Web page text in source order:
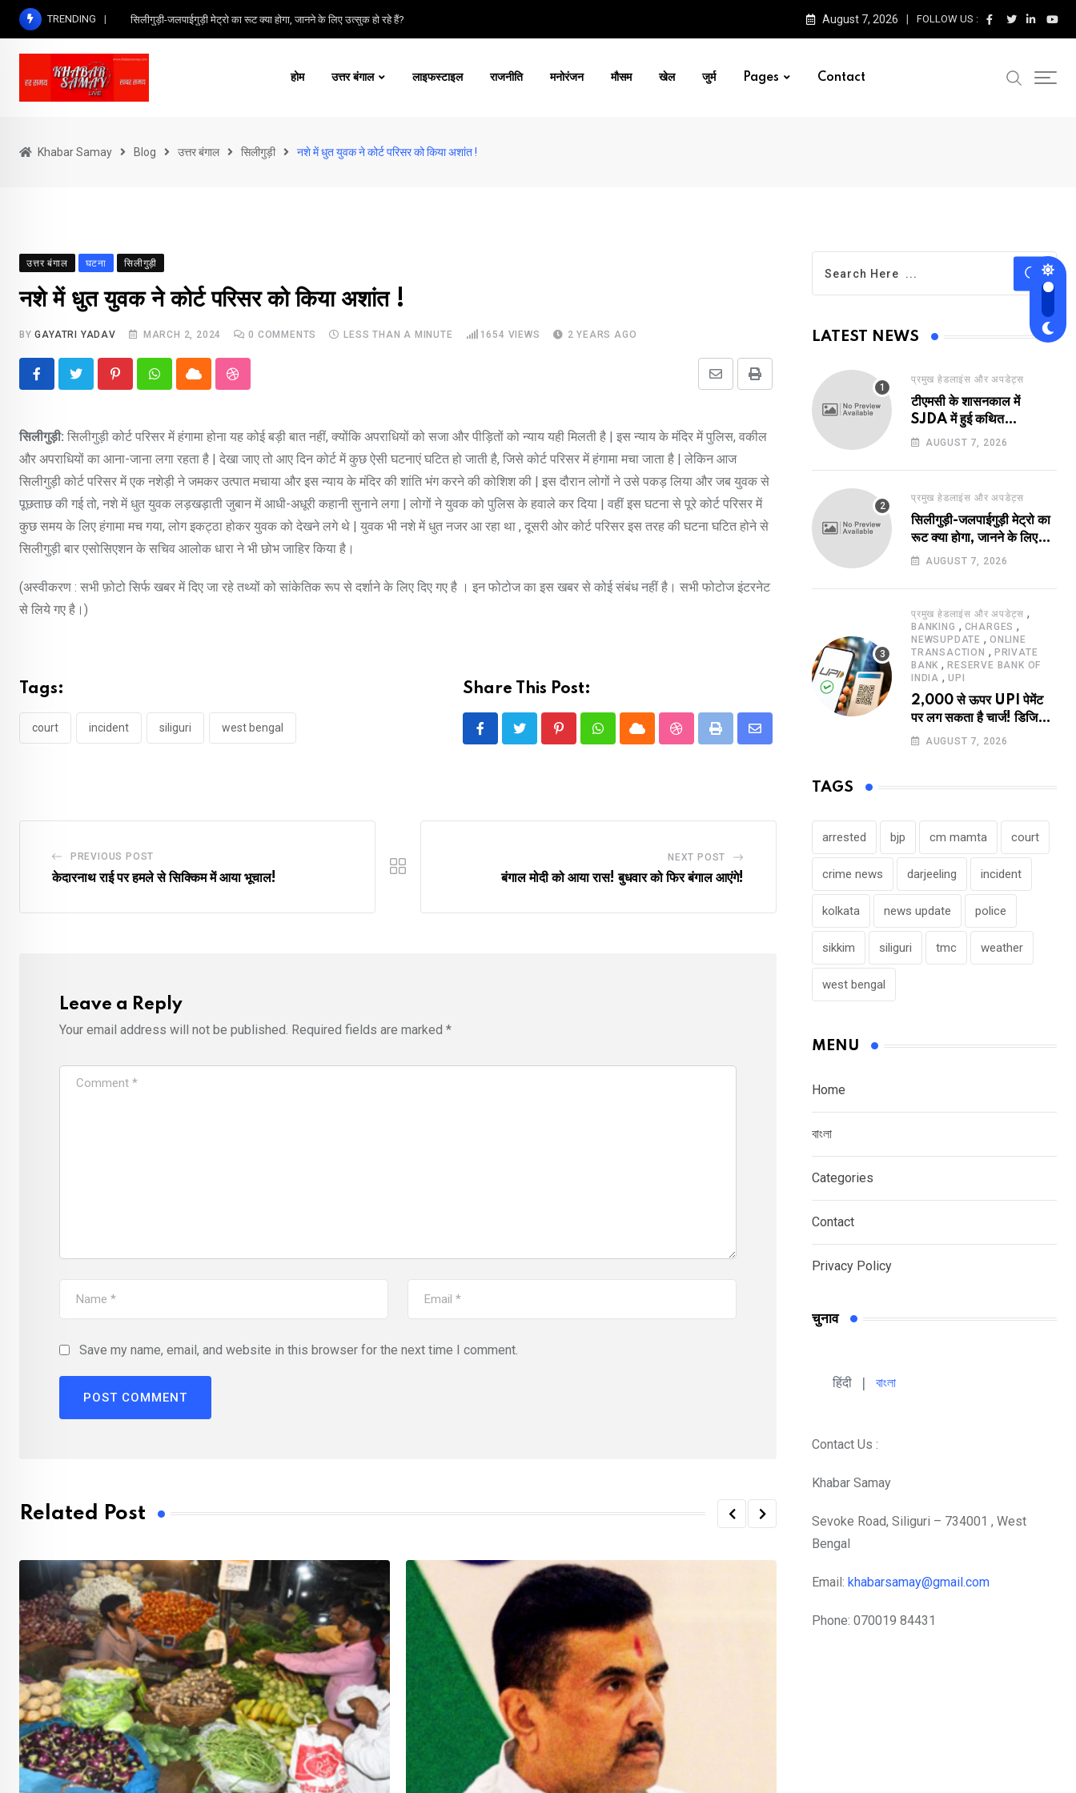
Skip
content
TRENDING सिलीगुड़ी-जलपाईगुड़ी मेट्रो का रूट क्या होगा, जानने के लिए उत्सुक हो रहे हैं? August 7, 2026 FOLLOW US :
होम उत्तर बंगाल लाइफस्टाइल राजनीति मनोरंजन मौसम खेल जुर्म Pages Contact
Khabar Samay Blog उत्तर बंगाल सिलीगुड़ी नशे में धुत युवक ने कोर्ट परिसर को किया अशांत !
उत्तर बंगाल घटना सिलीगुड़ी
नशे में धुत युवक ने कोर्ट परिसर को किया अशांत !
BYGAYATRI YADAV MARCH 2, 2024 0 COMMENTS LESS THAN A MINUTE 1654 VIEWS 2 YEARS AGO
PinterestWhatsappCloud StumbleUpon Print
Share
Email
सिलीगुड़ी: सिलीगुड़ी कोर्ट परिसर में हंगामा होना यह कोई बड़ी बात नहीं, क्योंकि अपराधियों को सजा और पीड़ितों को न्याय यही मिलती है | इस न्याय के मंदिर में पुलिस, वकील
और अपराधियों का आना-जाना लगा रहता है | देखा जाए तो आए दिन कोर्ट में कुछ ऐसी घटनाएं घटित हो जाती है, जिसे कोर्ट परिसर में हंगामा मचा जाता है | लेकिन आज
सिलीगुड़ी कोर्ट परिसर में एक नशेड़ी ने जमकर उत्पात मचाया और इस न्याय के मंदिर की शांति भंग करने की कोशिश की | इस दौरान लोगों ने उसे पकड़ लिया और जब युवक से
पूछताछ की गई तो, नशे में धुत युवक लड़खड़ाती जुबान में आधी-अधूरी कहानी सुनाने लगा | लोगों ने युवक को पुलिस के हवाले कर दिया | वहीं इस घटना से पूरे कोर्ट परिसर में
कुछ समय के लिए हंगामा मच गया, लोग इकट्ठा होकर युवक को देखने लगे थे | युवक भी नशे में धुत नजर आ रहा था , दूसरी ओर कोर्ट परिसर इस तरह की घटना घटित होने से
सिलीगुड़ी बार एसोसिएशन के सचिव आलोक धारा ने भी छोभ जाहिर किया है।
(अस्वीकरण : सभी फ़ोटो सिर्फ खबर में दिए जा रहे तथ्यों को सांकेतिक रूप से दर्शाने के लिए दिए गए है । इन फोटोज का इस खबर से कोई संबंध नहीं है। सभी फोटोज इंटरनेट
से लिये गए है।)
Tags:
court incident siliguri west bengal
Share This Post:
PinterestWhatsappCloud StumbleUpon
Print
Share
PREVIOUS POST
केदारनाथ राई पर हमले से सिक्किम में आया भूचाल!
NEXT POST
बंगाल मोदी को आया रास! बुधवार को फिर बंगाल आएंगे!
Leave a Reply
Your email address will not be published. Required fields are marked *
Save my name, email, and website in this browser for the next time I comment.
Related Post
LATEST NEWS
प्रमुख हेडलाइंस और अपडेट्स
टीएमसी के शासनकाल में
SJDA में हुई कथित
अनियमितता व भ्रष्टाचार की
नए अवतार में लौटा SJDA!
AUGUST 7, 2026
प्रमुख हेडलाइंस और अपडेट्स
सिलीगुड़ी-जलपाईगुड़ी मेट्रो का
रूट क्या होगा, जानने के लिए
उत्सुक हो रहे हैं?
AUGUST 7, 2026
प्रमुख हेडलाइंस और अपडेट्स ,
BANKING , CHARGES ,
NEWSUPDATE , ONLINE
TRANSACTION , PRIVATE
BANK ,RESERVE BANK OF
INDIA , UPI
2,000 से ऊपर UPI पेमेंट
पर लग सकता है चार्ज! डिजिटल
पेमेंट करने वालों के लिए बड़ा
AUGUST 7, 2026
TAGS
arrested bjp cm mamta court
crime news darjeeling incident
kolkata news update police
sikkim siliguri tmc weather
west bengal
MENU
Home
বাংলা
Categories
Contact
Privacy Policy
चुनाव
हिंदी | বাংলা
Contact Us :
Khabar Samay
Sevoke Road, Siliguri – 734001 , West
Bengal
Email: khabarsamay@gmail.com
Phone: 070019 84431